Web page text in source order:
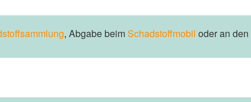
, Abgabe beimSchadstoffmobil oder an den